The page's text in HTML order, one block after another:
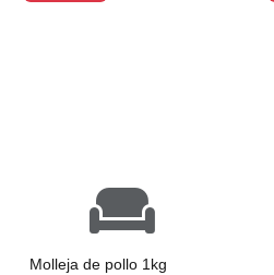
Molleja de pollo 1kg